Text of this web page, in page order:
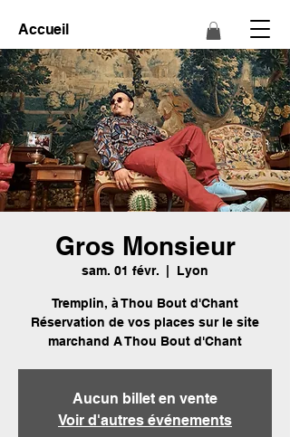
Accueil
Gros Monsieur
sam. 01 févr. Lyon
Tremplin, à Thou Bout d'Chant
Réservation de vos places sur le site
marchand A Thou Bout d'Chant
Aucun billet en vente
Voir d'autres événements